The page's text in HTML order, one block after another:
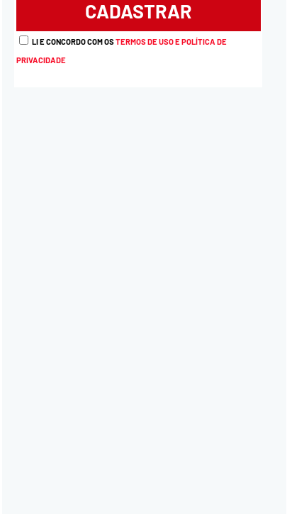
LI E CONCORDO COM OSTERMOS DE USO E POLÍTICA DE
PRIVACIDADE